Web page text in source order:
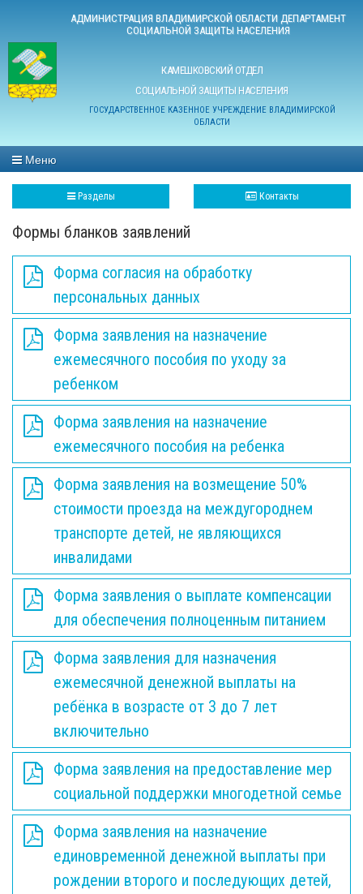
АДМИНИСТРАЦИЯ ВЛАДИМИРСКОЙ ОБЛАСТИ ДЕПАРТАМЕНТ
СОЦИАЛЬНОЙ ЗАЩИТЫ НАСЕЛЕНИЯ
КАМЕШКОВСКИЙ ОТДЕЛ
СОЦИАЛЬНОЙ ЗАЩИТЫ НАСЕЛЕНИЯ
ГОСУДАРСТВЕННОЕ КАЗЕННОЕ УЧРЕЖДЕНИЕ ВЛАДИМИРСКОЙ
ОБЛАСТИ
Меню
Разделы Контакты
Формы бланков заявлений
Форма согласия на обработку
персональных данных
Форма заявления на назначение
ежемесячного пособия по уходу за
ребенком
Форма заявления на назначение
ежемесячного пособия на ребенка
Форма заявления на возмещение 50%
стоимости проезда на междугороднем
транспорте детей, не являющихся
инвалидами
Форма заявления о выплате компенсации
для обеспечения полноценным питанием
Форма заявления для назначения
ежемесячной денежной выплаты на
ребёнка в возрасте от 3 до 7 лет
включительно
Форма заявления на предоставление мер
социальной поддержки многодетной семье
Форма заявления на назначение
единовременной денежной выплаты при
рождении второго и последующих детей,